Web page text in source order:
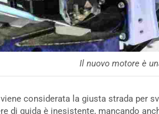
Il nuovo motore è
considerata la giusta strada per
di guida è inesistente, mancando